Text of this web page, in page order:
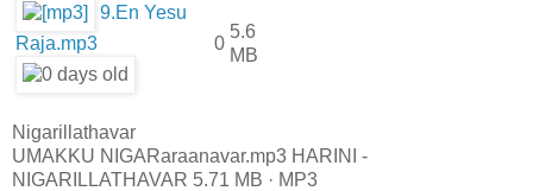
9.En Yesu
Raja.mp3
0
5.6
MB
Nigarillathavar
UMAKKU NIGARaraanavar.mp3 HARINI -
NIGARILLATHAVAR 5.71 MB · MP3